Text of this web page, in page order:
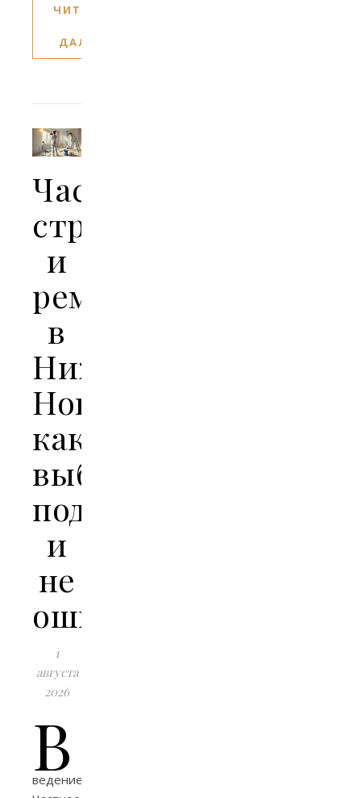
ЧИТАТЬ
ДАЛЕЕ
Частное
строительство
и
ремонт
в
Нижнем
Новгороде:
как
выбрать
подрядчика
и
не
ошибиться
1
августа
2026
В
ведение